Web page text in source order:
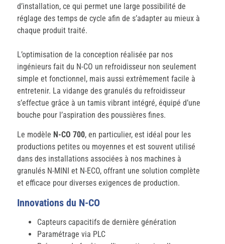
d’installation, ce qui permet une large possibilité de
réglage des temps de cycle afin de s’adapter au mieux à
chaque produit traité.
L’optimisation de la conception réalisée par nos
ingénieurs fait du N-CO un refroidisseur non seulement
simple et fonctionnel, mais aussi extrêmement facile à
entretenir. La vidange des granulés du refroidisseur
s’effectue grâce à un tamis vibrant intégré, équipé d’une
bouche pour l’aspiration des poussières fines.
Le modèle N-CO 700, en particulier, est idéal pour les
productions petites ou moyennes et est souvent utilisé
dans des installations associées à nos machines à
granulés N-MINI et N-ECO, offrant une solution complète
et efficace pour diverses exigences de production.
Innovations du N-CO
Capteurs capacitifs de dernière génération
Paramétrage via PLC